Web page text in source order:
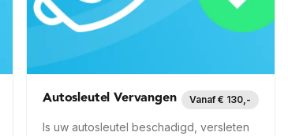
Autosleutel Vervangen Vanaf € 130,-
Is uw autosleutel beschadigd, versleten